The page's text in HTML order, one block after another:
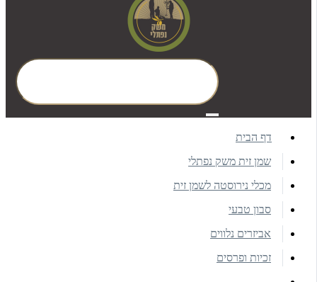
דף הבית
שמן זית משק נפתלי
מכלי נירוסטה לשמן זית
סבון טבעי
אביזרים נלווים
זכיות ופרסים